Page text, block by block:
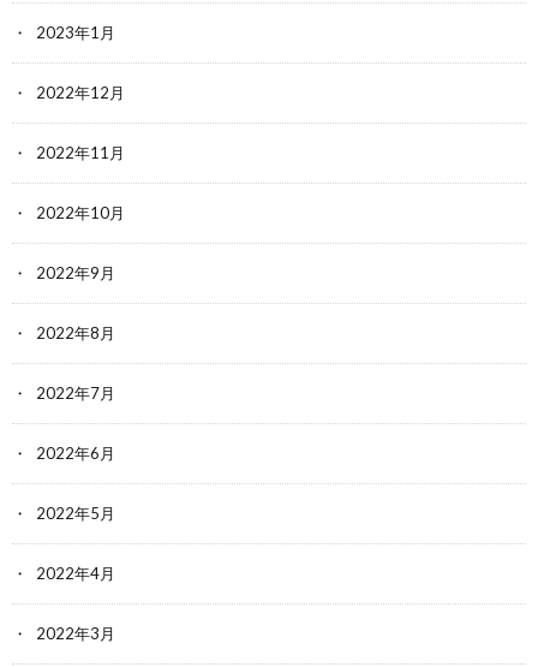
2023年1月
2022年12月
2022年11月
2022年10月
2022年9月
2022年8月
2022年7月
2022年6月
2022年5月
2022年4月
2022年3月